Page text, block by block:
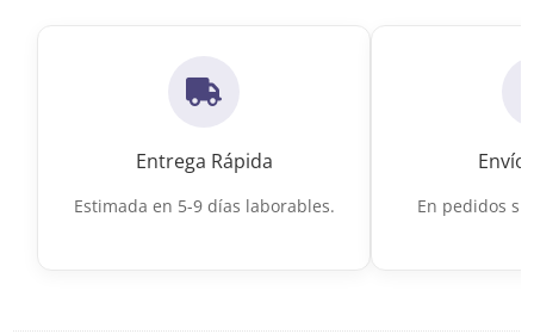
Entrega Rápida
Estimada en 5-9 días laborables. En pedidos